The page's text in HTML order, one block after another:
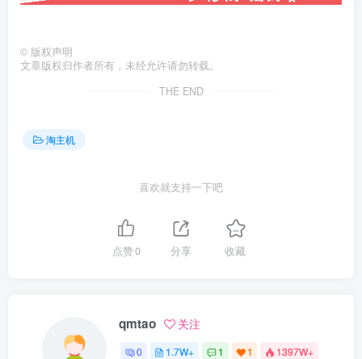
© 版权声明
文章版权归作者所有，未经允许请勿转载。
THE END
淘主机
喜欢就支持一下吧
点赞0 分享 收藏
qmtao 关注
0 1.7W+ 1 1 1397W+